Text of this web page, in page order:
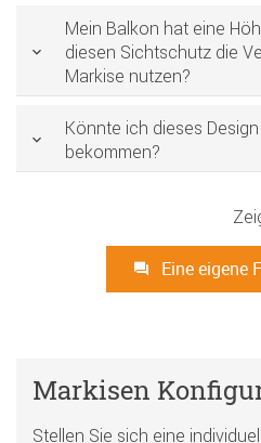
Mein Balkon hat eine
diesen Sichtschutz die
Markise nutzen?
Könnte ich dieses
bekommen?
Eine eigene
Markisen
Stellen Sie sich eine